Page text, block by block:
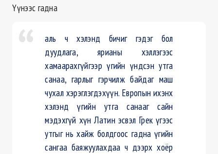
Үүнээс гадна
аль ч хэлэнд бичиг гэдэг бол
дуудлага, ярианы хэллэгээс
хамаарахгүйгээр үгийн үндсэн утга
санаа, гарлыг гэрчилж байдаг маш
чухал хэрэглэгдэхүүн. Европын ихэнх
хэлэнд үгийн утга санааг сайн
мэдэхгүй хүн Латин эсвэл Грек үгээс
утгыг нь хайж болдгоос гадна үгийн
сангаа баяжуулахдаа ч дээрх хоёр